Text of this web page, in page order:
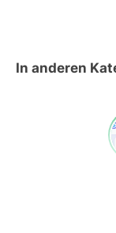
In anderen